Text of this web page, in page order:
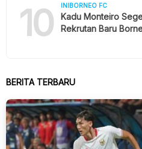
10 INIBORNEO FC
Kadu Monteiro
Rekrutan Baru
BERITA TERBARU